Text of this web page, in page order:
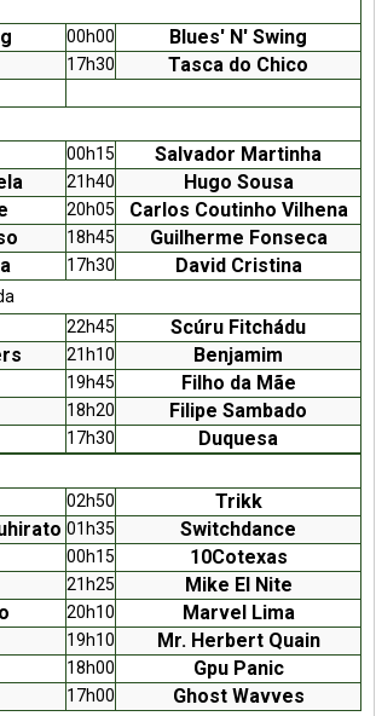
02h50 Trikk
01h35 Switchdance
00h15 10Cotexas
21h25 Mike El Nite
20h10 Marvel Lima
19h10 Mr. Herbert Quain
18h00 Gpu Panic
17h00 Ghost Wavves
00h00 Blues' N' Swing
17h30 Tasca do Chico
00h15 Salvador Martinha
21h40 Hugo Sousa
20h05 Carlos Coutinho Vilhena
18h45 Guilherme Fonseca
17h30 David Cristina
22h45 Scúru Fitchádu
21h10 Benjamim
19h45 Filho da Mãe
18h20 Filipe Sambado
17h30 Duquesa